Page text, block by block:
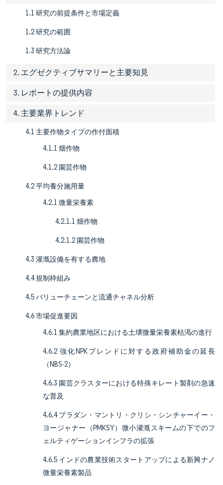
1.1 研究の前提条件と市場定義
1.2 研究の範囲
1.3 研究方法論
2. エグゼクティブサマリーと主要知見
3. レポートの提供内容
4. 主要業界トレンド
4.1 主要作物タイプの作付面積
4.1.1 畑作物
4.1.2 園芸作物
4.2 平均養分施用量
4.2.1 微量栄養素
4.2.1.1 畑作物
4.2.1.2 園芸作物
4.3 灌漑設備を有する農地
4.4 規制枠組み
4.5 バリューチェーンと流通チャネル分析
4.6 市場促進要因
4.6.1 集約農業地区における土壌微量栄養素枯渇の進行
4.6.2 強化NPKブレンドに対する政府補助金の延長
（NBS-2）
4.6.3 園芸クラスターにおける特殊キレート製剤の急速
な普及
4.6.4 プラダン・マントリ・クリシ・シンチャーイー・
ヨージャナー（PMKSY）微小灌漑スキームの下でのフ
ェルティゲーションインフラの拡張
4.6.5 インドの農業技術スタートアップによる新興ナノ
微量栄養素製品